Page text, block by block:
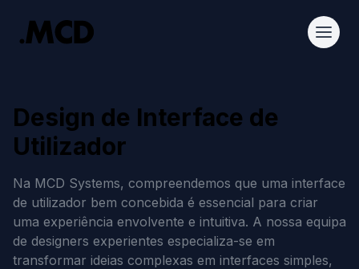
Design de Interface de
Utilizador
Na MCD Systems, compreendemos que uma interface
de utilizador bem concebida é essencial para criar
uma experiência envolvente e intuitiva. A nossa equipa
de designers experientes especializa-se em
transformar ideias complexas em interfaces simples,